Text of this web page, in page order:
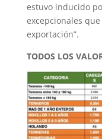
estuvo inducido
excepcionales
exportación”.
TODOS LOS